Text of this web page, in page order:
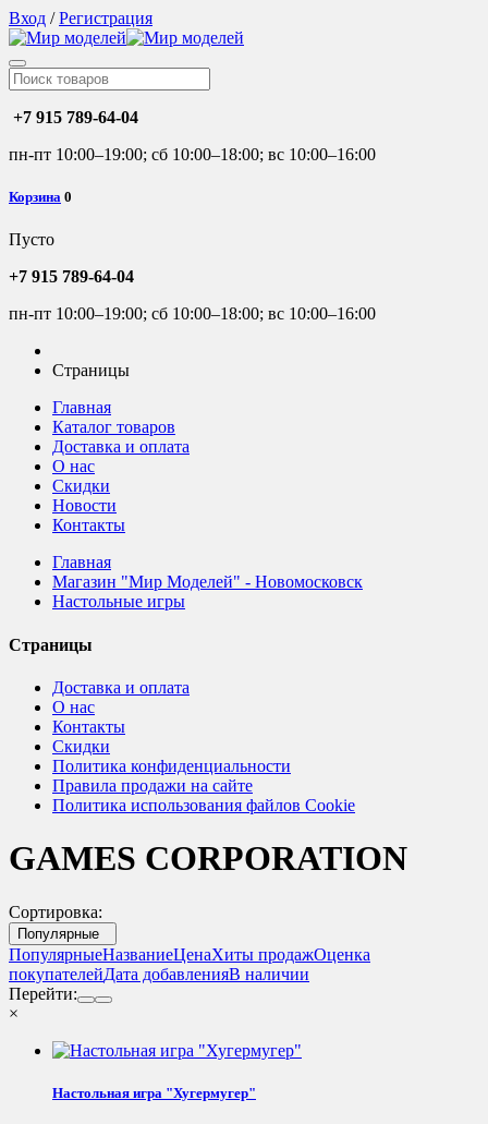
Вход /Регистрация
+7 915 789-64-04
пн-пт 10:00–19:00; сб 10:00–18:00; вс 10:00–16:00
Корзина 0
Пусто
+7 915 789-64-04
пн-пт 10:00–19:00; сб 10:00–18:00; вс 10:00–16:00
Страницы
Главная
Каталог товаров
Доставка и оплата
О нас
Скидки
Новости
Контакты
Главная
Магазин "Мир Моделей" - Новомосковск
Настольные игры
Страницы
Доставка и оплата
О нас
Контакты
Скидки
Политика конфиденциальности
Правила продажи на сайте
Политика использования файлов Cookie
GAMES CORPORATION
Сортировка:
Популярные
ПопулярныеНазваниеЦенаХиты продажОценка
покупателейДата добавленияВ наличии
Перейти:
×
Настольная игра "Хугермугер"